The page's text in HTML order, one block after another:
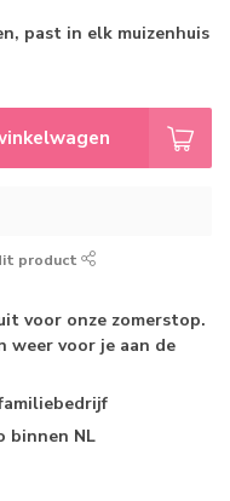
past in elk muizenhuis
product
voor onze zomerstop.
weer voor je aan de
binnen NL